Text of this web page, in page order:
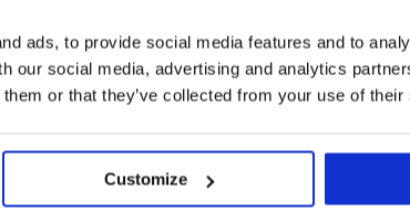
ads, to provide social media features and to
our social media, advertising and analytics
or that they’ve collected from your use of
Customize
4,9
Bestseller
5
Biustonosz usztywniany
Push Perfect Bardot
241,99 zł
Bestseller
222,99 zł